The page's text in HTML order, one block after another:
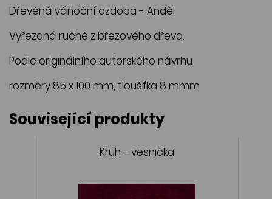
Dřevěná vánoční ozdoba - Anděl
Vyřezaná ručně z březového dřeva.
Podle originálního autorského návrhu
rozměry 85 x 100 mm, tloušťka 8 mmm
Související produkty
Kruh - vesnička